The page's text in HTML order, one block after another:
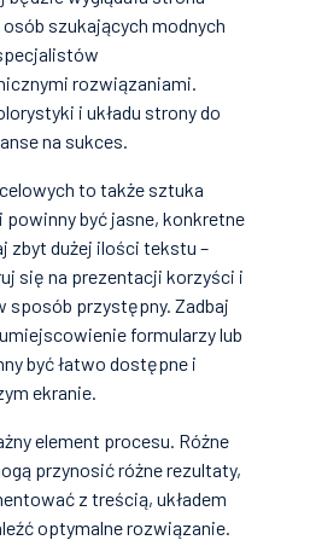
szukających modnych
rozwiązaniami.
i układu strony do
na sukces.
to także sztuka
być jasne, konkretne
zbyt dużej ilości tekstu –
się na prezentacji korzyści i
sposób przystępny. Zadbaj
formularzy lub
być łatwo dostępne i
ekranie.
element procesu. Różne
przynosić różne rezultaty,
z treścią, układem
optymalne rozwiązanie.